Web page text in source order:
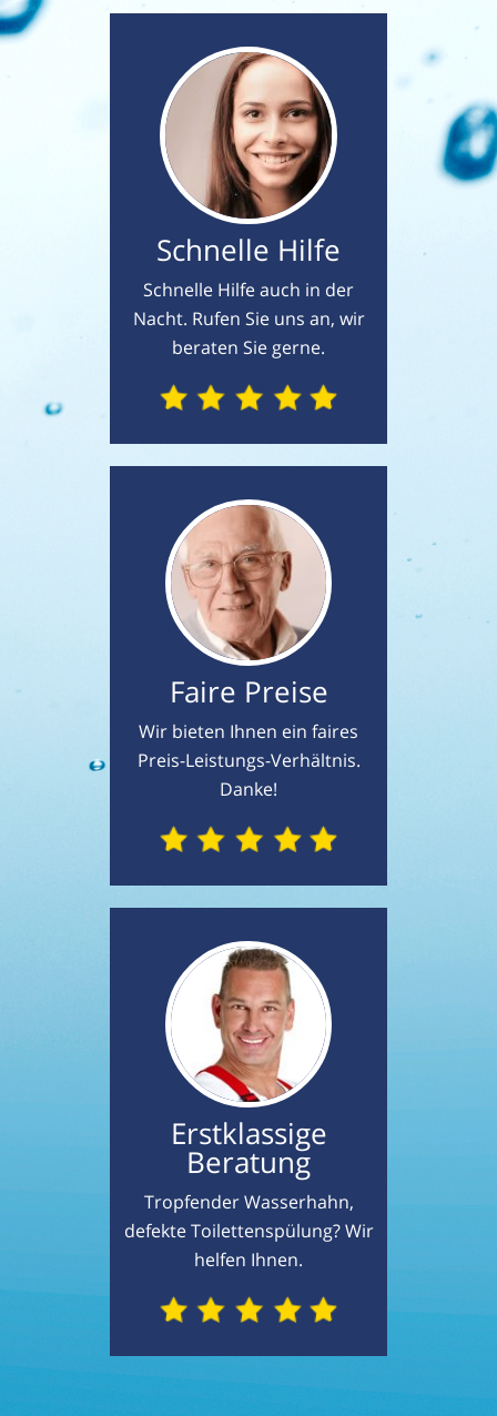
Schnelle Hilfe
Schnelle Hilfe auch in der
Nacht. Rufen Sie uns an, wir
beraten Sie gerne.
Faire Preise
Wir bieten Ihnen ein faires
Preis-Leistungs-Verhältnis.
Danke!
Erstklassige
Beratung
Tropfender Wasserhahn,
defekte Toilettenspülung? Wir
helfen Ihnen.